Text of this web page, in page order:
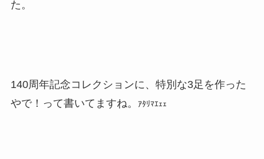
た。
140周年記念コレクションに、特別な3足を作った
やで！って書いてますね。
ｱﾀﾘﾏｴｪｪ